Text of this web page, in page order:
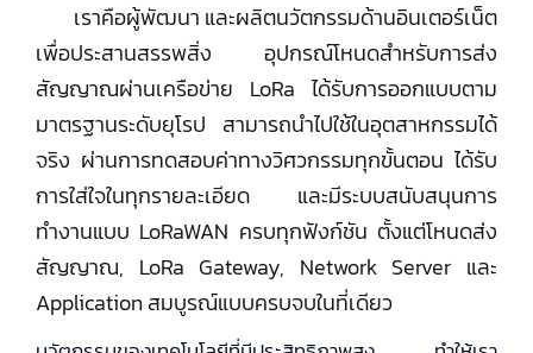
เราคือผู้พัฒนา และผลิตนวัตกรรมด้านอินเตอร์เน็ต
เพื่อประสานสรรพสิ่ง อุปกรณ์โหนดสำหรับการส่ง
สัญญาณผ่านเครือข่าย LoRa ได้รับการออกแบบตาม
มาตรฐานระดับยุโรป สามารถนำไปใช้ในอุตสาหกรรมได้
จริง ผ่านการทดสอบค่าทางวิศวกรรมทุกขั้นตอน ได้รับ
การใส่ใจในทุกรายละเอียด และมีระบบสนับสนุนการ
ทำงานแบบ LoRaWAN ครบทุกฟังก์ชัน ตั้งแต่โหนดส่ง
สัญญาณ, LoRa Gateway, Network Server และ
Application สมบูรณ์แบบครบจบในที่เดียว